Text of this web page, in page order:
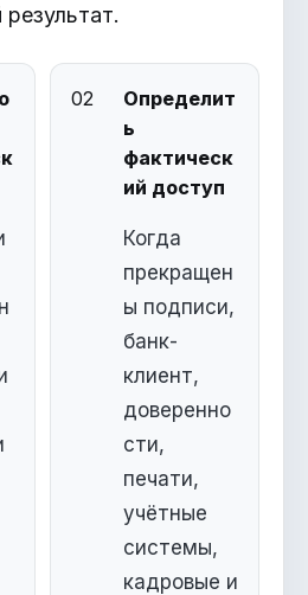
02
Определит
ь
фактическ
ий доступ
Когда
прекращен
ы подписи,
банк-
клиент,
доверенно
сти,
печати,
учётные
системы,
кадровые и